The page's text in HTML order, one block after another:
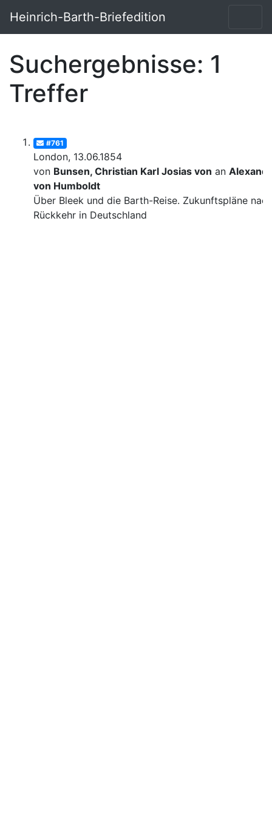
Heinrich-Barth-Briefedition
Suchergebnisse: 1
Treffer
#761
London, 13.06.1854
von Bunsen, Christian Karl Josias von an
von Humboldt
Über Bleek und die Barth-Reise. Zukunftspläne nach
Rückkehr in Deutschland